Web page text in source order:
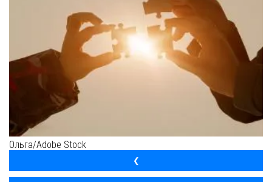
Ольга/Adobe Stock
❮